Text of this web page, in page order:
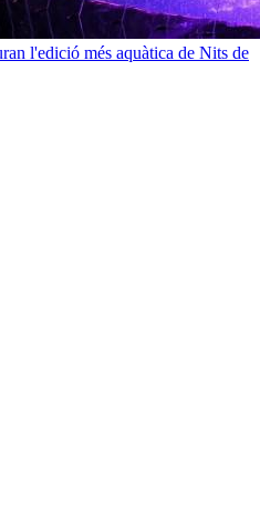
l'edició més aquàtica de Nits de